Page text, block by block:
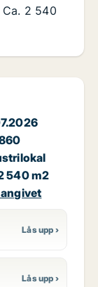
540 m2
2 540